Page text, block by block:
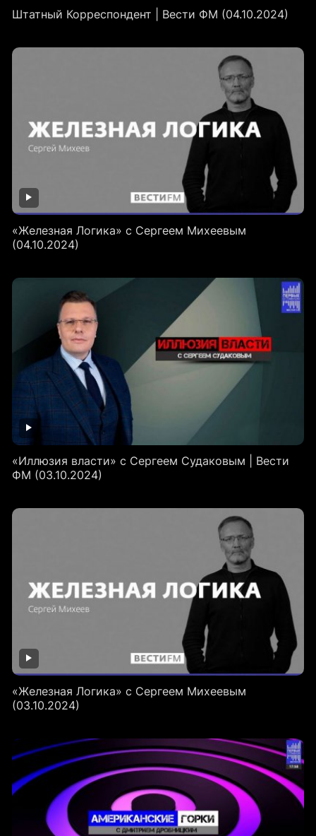
Штатный Корреспондент | Вести ФМ (04.10.2024)
«Железная Логика» с Сергеем Михеевым
(04.10.2024)
«Иллюзия власти» с Сергеем Судаковым | Вести
ФМ (03.10.2024)
«Железная Логика» с Сергеем Михеевым
(03.10.2024)